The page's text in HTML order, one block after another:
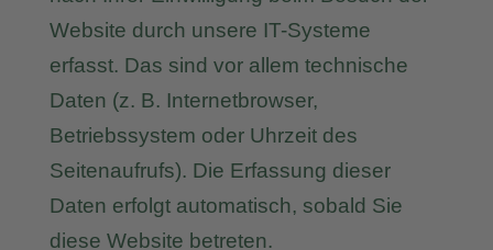
Website durch unsere IT-Systeme
erfasst. Das sind vor allem technische
Daten (z. B. Internetbrowser,
Betriebssystem oder Uhrzeit des
Seitenaufrufs). Die Erfassung dieser
Daten erfolgt automatisch, sobald Sie
diese Website betreten.